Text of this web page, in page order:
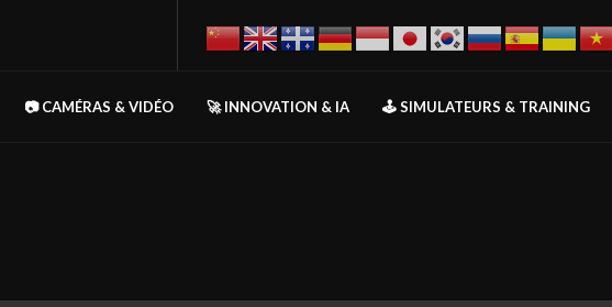
📷 CAMÉRAS & VIDÉO 🚀 INNOVATION & IA 🕹️ SIMULATEURS & TRAINING